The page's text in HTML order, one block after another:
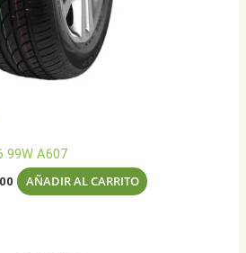
99W A607
El
precio
AÑADIR AL CARRITO